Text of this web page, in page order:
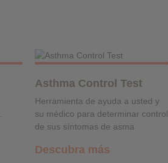
Asthma Control Test
Herramienta de ayuda a usted y
su médico para determinar control
de sus síntomas de asma
Descubra más